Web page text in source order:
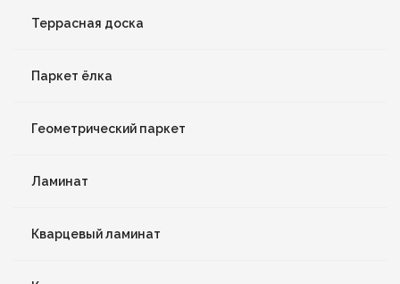
Террасная доска
Паркет ёлка
Геометрический паркет
Ламинат
Кварцевый ламинат